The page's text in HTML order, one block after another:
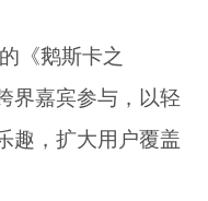
《鹅斯卡之
界嘉宾参与，以轻
趣，扩大用户覆盖